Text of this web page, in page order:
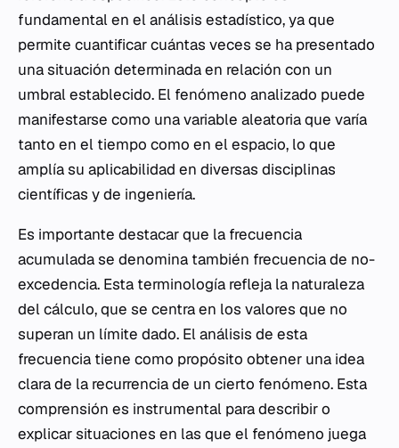
fundamental en el análisis estadístico, ya que
permite cuantificar cuántas veces se ha presentado
una situación determinada en relación con un
umbral establecido. El fenómeno analizado puede
manifestarse como una variable aleatoria que varía
tanto en el tiempo como en el espacio, lo que
amplía su aplicabilidad en diversas disciplinas
científicas y de ingeniería.
Es importante destacar que la frecuencia
acumulada se denomina también frecuencia de no-
excedencia. Esta terminología refleja la naturaleza
del cálculo, que se centra en los valores que no
superan un límite dado. El análisis de esta
frecuencia tiene como propósito obtener una idea
clara de la recurrencia de un cierto fenómeno. Esta
comprensión es instrumental para describir o
explicar situaciones en las que el fenómeno juega